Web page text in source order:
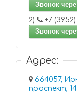
Звонок
2)
Звонок
Адрес:
664057,
проспект,